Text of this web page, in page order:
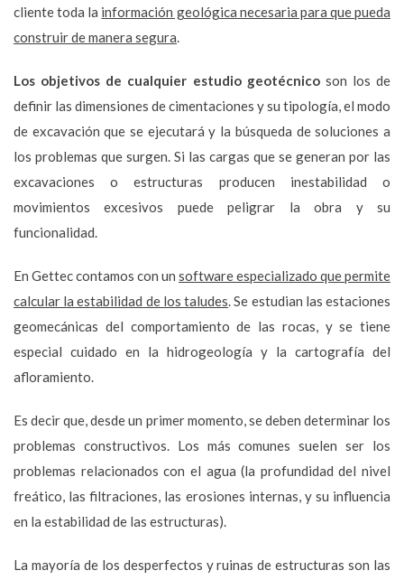
cliente toda la información geológica necesaria para que pueda
construir de manera segura.
Los objetivos de cualquier estudio geotécnicoson los de
definir las dimensiones de cimentaciones y su tipología, el modo
de excavación que se ejecutará y la búsqueda de soluciones a
los problemas que surgen. Si las cargas que se generan por las
excavaciones o estructuras producen inestabilidad o
movimientos excesivos puede peligrar la obra y su
funcionalidad.
En Gettec contamos con un software especializado que permite
calcular la estabilidad de los taludes. Se estudian las estaciones
geomecánicas del comportamiento de las rocas, y se tiene
especial cuidado en la hidrogeología y la cartografía del
afloramiento.
Es decir que, desde un primer momento, se deben determinar los
problemas constructivos. Los más comunes suelen ser los
problemas relacionados con el agua (la profundidad del nivel
freático, las filtraciones, las erosiones internas, y su influencia
en la estabilidad de las estructuras).
La mayoría de los desperfectos y ruinas de estructuras son las